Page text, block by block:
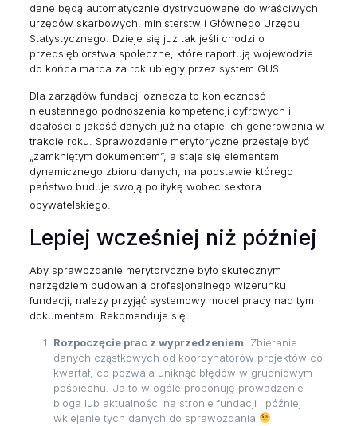
dane będą automatycznie dystrybuowane do właściwych
urzędów skarbowych, ministerstw i Głównego Urzędu
Statystycznego. Dzieje się już tak jeśli chodzi o
przedsiębiorstwa społeczne, które raportują wojewodzie
do końca marca za rok ubiegły przez system GUS.
Dla zarządów fundacji oznacza to konieczność
nieustannego podnoszenia kompetencji cyfrowych i
dbałości o jakość danych już na etapie ich generowania w
trakcie roku. Sprawozdanie merytoryczne przestaje być
„zamkniętym dokumentem”, a staje się elementem
dynamicznego zbioru danych, na podstawie którego
państwo buduje swoją politykę wobec sektora
obywatelskiego.
Lepiej wcześniej niż później
Aby sprawozdanie merytoryczne było skutecznym
narzędziem budowania profesjonalnego wizerunku
fundacji, należy przyjąć systemowy model pracy nad tym
dokumentem. Rekomenduje się:
Rozpoczęcie prac z wyprzedzeniem: Zbieranie
danych cząstkowych od koordynatorów projektów co
kwartał, co pozwala uniknąć błędów w grudniowym
pośpiechu. Ja to w ogóle proponuję prowadzenie
bloga lub aktualności na stronie fundacji i później
wklejenie tych danych do sprawozdania